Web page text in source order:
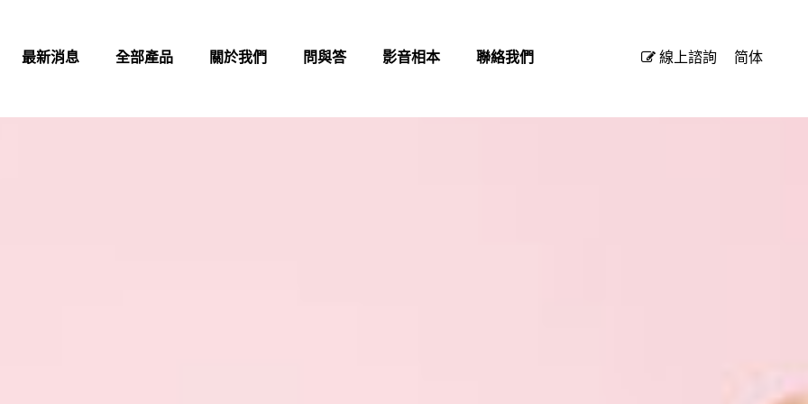
最新消息 全部產品 關於我們 問與答 影音相本 聯絡我們 線上諮詢 简体